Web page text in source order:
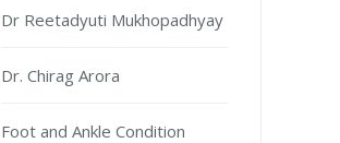
Dr Reetadyuti Mukhopadhyay
Dr. Chirag Arora
Foot and Ankle Condition